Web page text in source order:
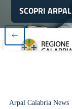
SCOPRI ARPAL
Arpal Calabria News